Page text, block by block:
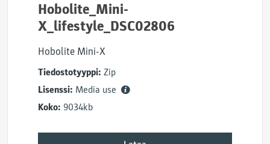
Hobolite_Mini-
X_lifestyle_DSC02806
Hobolite Mini-X
Tiedostotyyppi: Zip
Lisenssi: Media use
Koko: 9034kb